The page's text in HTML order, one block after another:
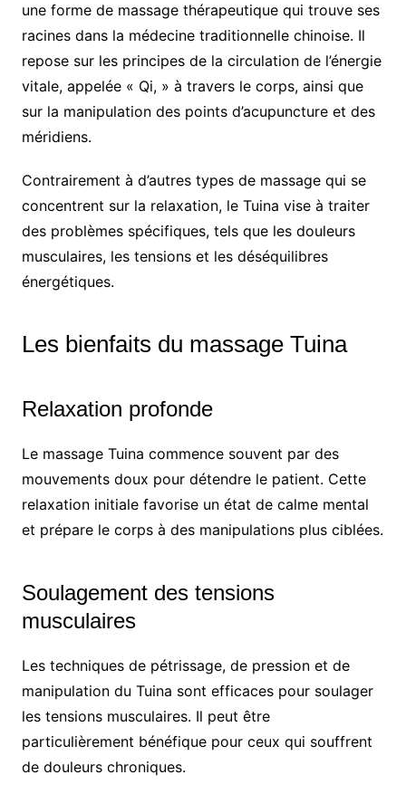
une forme de massage thérapeutique qui trouve ses
racines dans la médecine traditionnelle chinoise. Il
repose sur les principes de la circulation de l’énergie
vitale, appelée « Qi, » à travers le corps, ainsi que
sur la manipulation des points d’acupuncture et des
méridiens.
Contrairement à d’autres types de massage qui se
concentrent sur la relaxation, le Tuina vise à traiter
des problèmes spécifiques, tels que les douleurs
musculaires, les tensions et les déséquilibres
énergétiques.
Les bienfaits du massage Tuina
Relaxation profonde
Le massage Tuina commence souvent par des
mouvements doux pour détendre le patient. Cette
relaxation initiale favorise un état de calme mental
et prépare le corps à des manipulations plus ciblées.
Soulagement des tensions
musculaires
Les techniques de pétrissage, de pression et de
manipulation du Tuina sont efficaces pour soulager
les tensions musculaires. Il peut être
particulièrement bénéfique pour ceux qui souffrent
de douleurs chroniques.